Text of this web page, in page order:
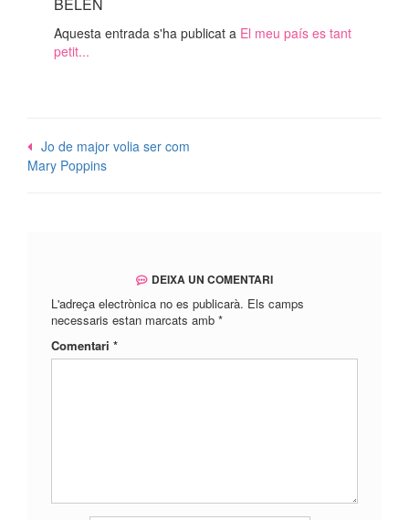
BELÉN
Aquesta entrada s'ha publicat a El meu país es tant
petit...
Navegació
d'entrades
Jo de major volia ser com
Mary Poppins
DEIXA UN COMENTARI
L'adreça electrònica no es publicarà. Els camps
necessaris estan marcats amb *
Comentari *